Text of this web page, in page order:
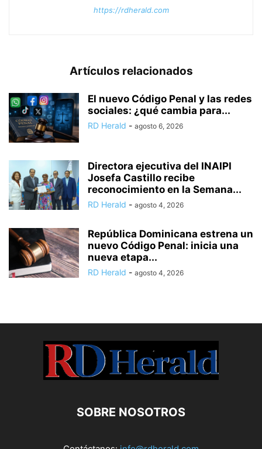
https://rdherald.com
Artículos relacionados
El nuevo Código Penal y las redes
sociales: ¿qué cambia para...
RD Herald - agosto 6, 2026
Directora ejecutiva del INAIPI
Josefa Castillo recibe
reconocimiento en la Semana...
RD Herald - agosto 4, 2026
República Dominicana estrena un
nuevo Código Penal: inicia una
nueva etapa...
RD Herald - agosto 4, 2026
SOBRE NOSOTROS